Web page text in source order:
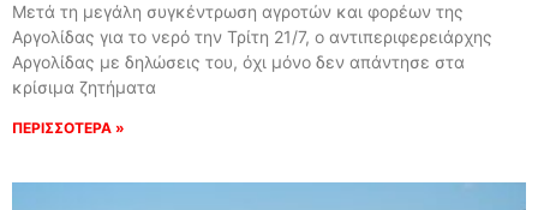
Μετά τη μεγάλη συγκέντρωση αγροτών και φορέων της
Αργολίδας για το νερό την Τρίτη 21/7, ο αντιπεριφερειάρχης
Αργολίδας με δηλώσεις του, όχι μόνο δεν απάντησε στα
κρίσιμα ζητήματα
ΠΕΡΙΣΣΟΤΕΡΑ »